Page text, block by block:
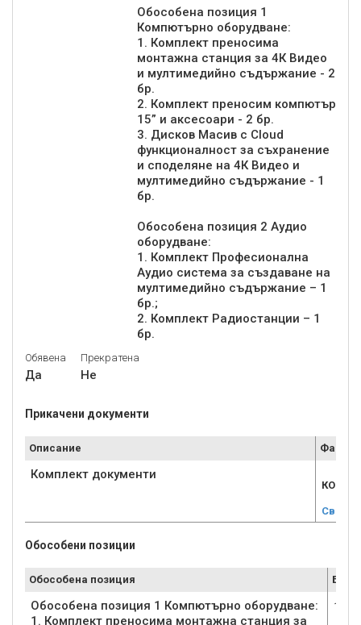
Обособена позиция 1
Компютърно оборудване:
1. Комплект преносима
монтажна станция за 4К Видео
и мултимедийно съдържание - 2
бр.
2. Комплект преносим компютър
15” и аксесоари - 2 бр.
3. Дисков Масив с Cloud
функционалност за съхранение
и споделяне на 4К Видео и
мултимедийно съдържание - 1
бр.
Обособена позиция 2 Аудио
оборудване:
1. Комплект Професионална
Аудио система за създаване на
мултимедийно съдържание – 1
бр.;
2. Комплект Радиостанции – 1
бр.
Обявена
Да
Прекратена
Не
Прикачени документи
Описание Файл
Комплект документи
Свали
Обособени позиции
Обособена позиция Брой
Обособена позиция 1 Компютърно оборудване:
1. Комплект преносима монтажна станция за
1